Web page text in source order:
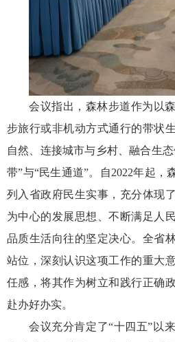
会议指出，森林步道作为以
步旅行或非机动方式通行的带状
自然、连接城市与乡村、融合生
带”与“民生通道”。自2022年起，
列入省政府民生实事，充分体现
为中心的发展思想、不断满足人
品质生活向往的坚定决心。全省
站位，深刻认识这项工作的重大
任感，将其作为树立和践行正确
赴办好办实。
会议充分肯定了“十四五”以